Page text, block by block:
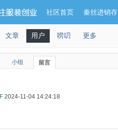
社区首页 秦丝进销存
文章 用户 唠叨 更多
小组 留言
2024-11-04 14:24:18